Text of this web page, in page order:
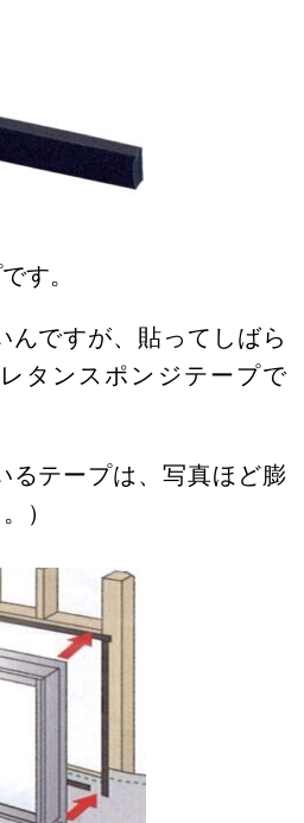
す。
んですが、貼ってしばら
タンスポンジテープで
るテープは、写真ほど膨
）